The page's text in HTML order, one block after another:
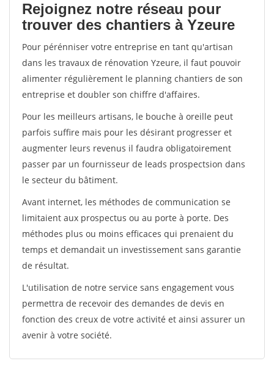
Rejoignez notre réseau pour
trouver des chantiers à Yzeure
Pour pérénniser votre entreprise en tant qu'artisan
dans les travaux de rénovation Yzeure, il faut pouvoir
alimenter régulièrement le planning chantiers de son
entreprise et doubler son chiffre d'affaires.
Pour les meilleurs artisans, le bouche à oreille peut
parfois suffire mais pour les désirant progresser et
augmenter leurs revenus il faudra obligatoirement
passer par un fournisseur de leads prospectsion dans
le secteur du bâtiment.
Avant internet, les méthodes de communication se
limitaient aux prospectus ou au porte à porte. Des
méthodes plus ou moins efficaces qui prenaient du
temps et demandait un investissement sans garantie
de résultat.
L'utilisation de notre service sans engagement vous
permettra de recevoir des demandes de devis en
fonction des creux de votre activité et ainsi assurer un
avenir à votre société.